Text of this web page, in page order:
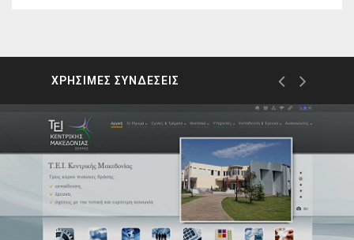
ΧΡΗΣΙΜΕΣ ΣΥΝΔΕΣΕΙΣ